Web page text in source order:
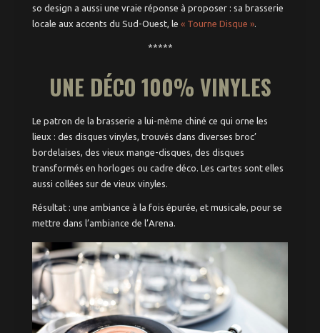
Trips sans voiture
so design a aussi une vraie réponse à proposer : sa brasserie
locale aux accents du Sud-Ouest, le « Tourne Disque »
*****
UNE DÉCO 100% VINYLES
Le patron de la brasserie a lui-mème chiné ce qui orne les
lieux : des disques vinyles, trouvés dans diverses broc’
bordelaises, des vieux mange-disques, des disques
transformés en horloges ou cadre déco. Les cartes sont elles
aussi collées sur de vieux vinyles.
Résultat : une ambiance à la fois épurée, et musicale, pour se
mettre dans l’ambiance de l’Arena.